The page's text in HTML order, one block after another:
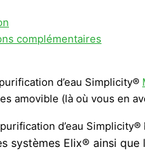
complémentaires
d’eau Simplicity®
amovible (là où vous en
d’eau Simplicity®
systèmes Elix® ainsi que